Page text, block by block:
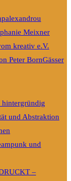
Meixner
kreativ e.V.
Peter BornGässer
und Abstraktion
und
–